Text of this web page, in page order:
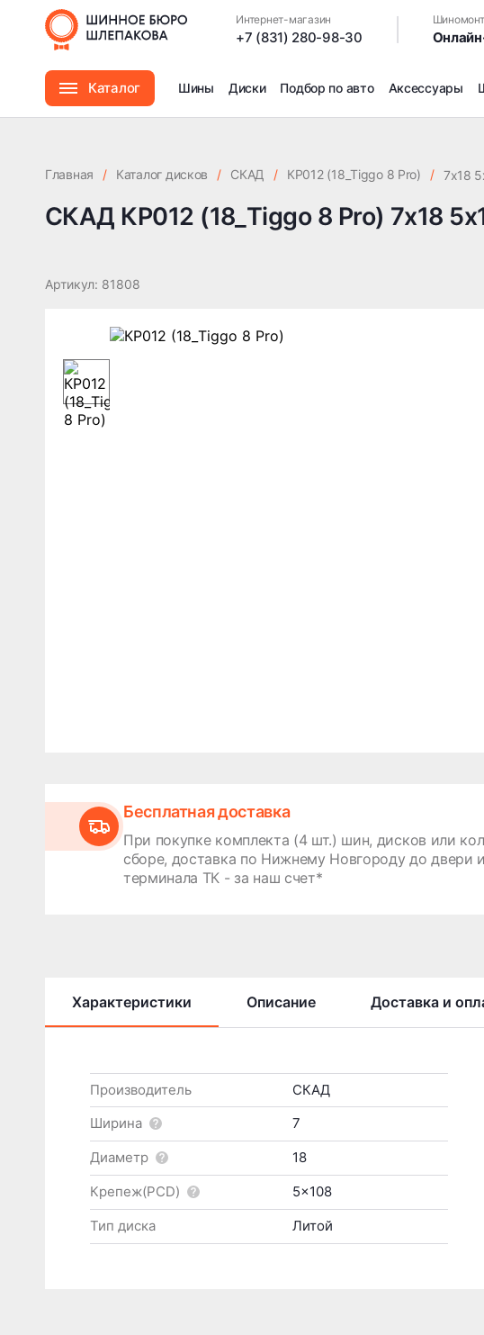
Интернет-магазин
+7 (831) 280-98-30
Каталог Шины Диски Подбор по авто Аксессуары
Сезонное
СКАД КР012 (18_Tiggo 8 Pro) 7x18 5x108 ET33 DIA60.1
Главная / Каталог дисков / СКАД / КР012 (18_Tiggo 8 Pro) / 7x18
СКАД КР012 (18_Tiggo 8 Pro) 7x18
Артикул: 81808
Бесплатная доставка
При покупке комплекта (4 шт.) шин, дисков или
сборе, доставка по Нижнему Новгороду до двери
терминала ТК - за наш счет*
Характеристики Описание Доставка и
Производитель
СКАД
Ширина
7
Диаметр
18
Крепеж(PCD)
5x108
Тип диска
Литой